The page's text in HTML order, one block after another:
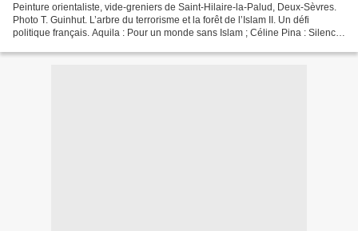
Peinture orientaliste, vide-greniers de Saint-Hilaire-la-Palud, Deux-Sèvres.
Photo T. Guinhut. L’arbre du terrorisme et la forêt de l’Islam II. Un défi
politique français. Aquila : Pour un monde sans Islam ; Céline Pina : Silence